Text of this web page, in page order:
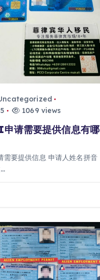
1069 views
请需要提供信息有哪
需要提供信息 申请人姓名拼音